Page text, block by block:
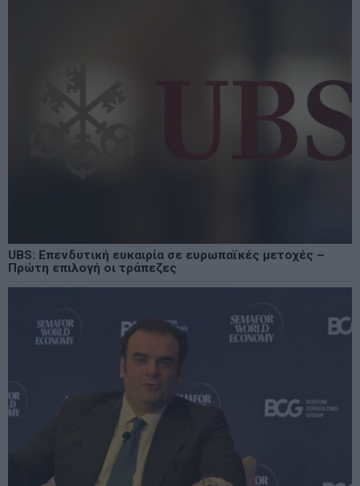
UBS: Επενδυτική ευκαιρία σε ευρωπαϊκές μετοχές –
Πρώτη επιλογή οι τράπεζες